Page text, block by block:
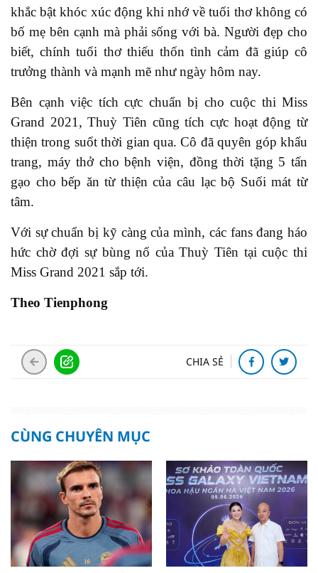
khắc bật khóc xúc động khi nhớ về tuổi thơ không có
bố mẹ bên cạnh mà phải sống với bà. Người đẹp cho
biết, chính tuổi thơ thiếu thốn tình cảm đã giúp cô
trưởng thành và mạnh mẽ như ngày hôm nay.
Bên cạnh việc tích cực chuẩn bị cho cuộc thi Miss
Grand 2021, Thuỳ Tiên cũng tích cực hoạt động từ
thiện trong suốt thời gian qua. Cô đã quyên góp khẩu
trang, máy thở cho bệnh viện, đồng thời tặng 5 tấn
gạo cho bếp ăn từ thiện của câu lạc bộ Suối mát từ
tâm.
Với sự chuẩn bị kỹ càng của mình, các fans đang háo
hức chờ đợi sự bùng nổ của Thuỳ Tiên tại cuộc thi
Miss Grand 2021 sắp tới.
Theo Tienphong
CHIA SẺ
CÙNG CHUYÊN MỤC